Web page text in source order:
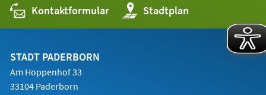
Kontaktformular Stadtplan
(Öffnet
in
einem
STADT PADERBORN
Am Hoppenhof 33
33104 Paderborn